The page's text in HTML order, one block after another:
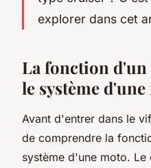
explorer dans cet
La fonction
le système
Avant d'entrer dans le
de comprendre la
système d'une moto. Le